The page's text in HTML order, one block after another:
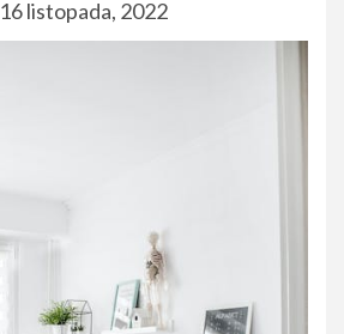
16 listopada, 2022